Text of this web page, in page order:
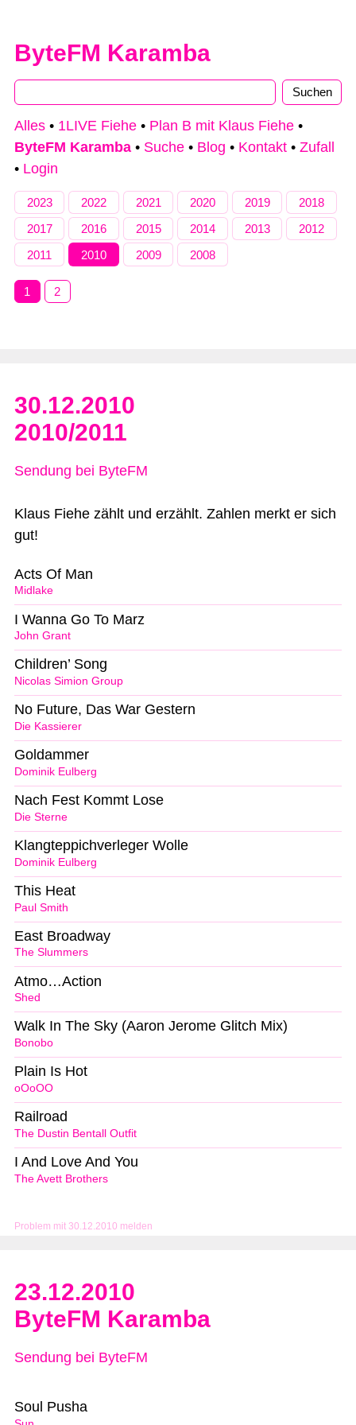
ByteFM Karamba
Alles • 1LIVE Fiehe • Plan B mit Klaus Fiehe •
ByteFM Karamba • Suche • Blog • Kontakt • Zufall
• Login
2023 2022 2021 2020 2019
2018
2017
2016 2015 2014 2013
2012
2011
2010 2009 2008
1 2
30.12.2010
2010/2011
Sendung bei ByteFM
Klaus Fiehe zählt und erzählt. Zahlen merkt er sich
gut!
Problem mit 30.12.2010 melden
Midlake
Acts Of Man
John Grant
I Wanna Go To Marz
Nicolas Simion Group
Children’ Song
Die Kassierer
No Future, Das War Gestern
Dominik Eulberg
Goldammer
Die Sterne
Nach Fest Kommt Lose
Dominik Eulberg
Klangteppichverleger Wolle
Paul Smith
This Heat
The Slummers
East Broadway
Shed
Atmo…Action
Bonobo
Walk In The Sky (Aaron Jerome Glitch Mix)
oOoOO
Plain Is Hot
The Dustin Bentall Outfit
Railroad
The Avett Brothers
I And Love And You
23.12.2010
ByteFM Karamba
Sendung bei ByteFM
Soul Pusha